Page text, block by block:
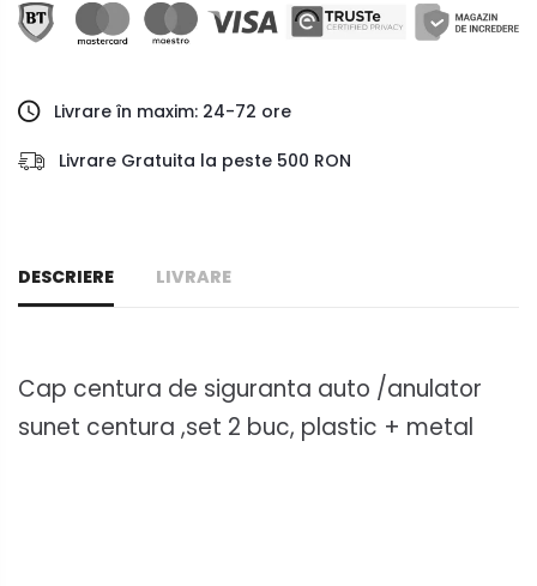
Livrare în maxim: 24-72 ore
Livrare Gratuita la peste 500 RON
DESCRIERE LIVRARE
Cap centura de siguranta auto /anulator
sunet centura ,set 2 buc, plastic + metal